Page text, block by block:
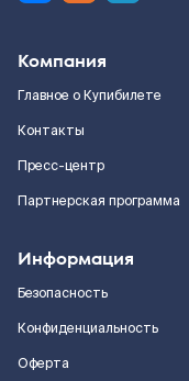
Компания
Главное о Купибилете
Контакты
Пресс-центр
Партнерская программа
Информация
Безопасность
Конфиденциальность
Оферта